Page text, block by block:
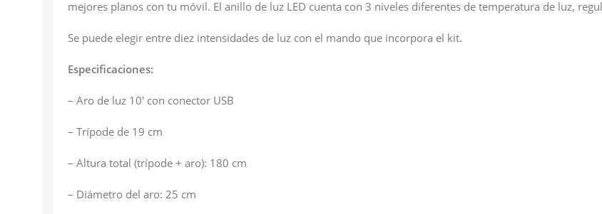
mejores planos con tu móvil. El anillo de luz LED cuenta con 3 niveles diferentes de temperatura de luz,
Se puede elegir entre diez intensidades de luz con el mando que incorpora el kit.
Especificaciones:
– Aro de luz 10′ con conector USB
– Trípode de 19 cm
– Altura total (trípode + aro): 180 cm
– Diámetro del aro: 25 cm